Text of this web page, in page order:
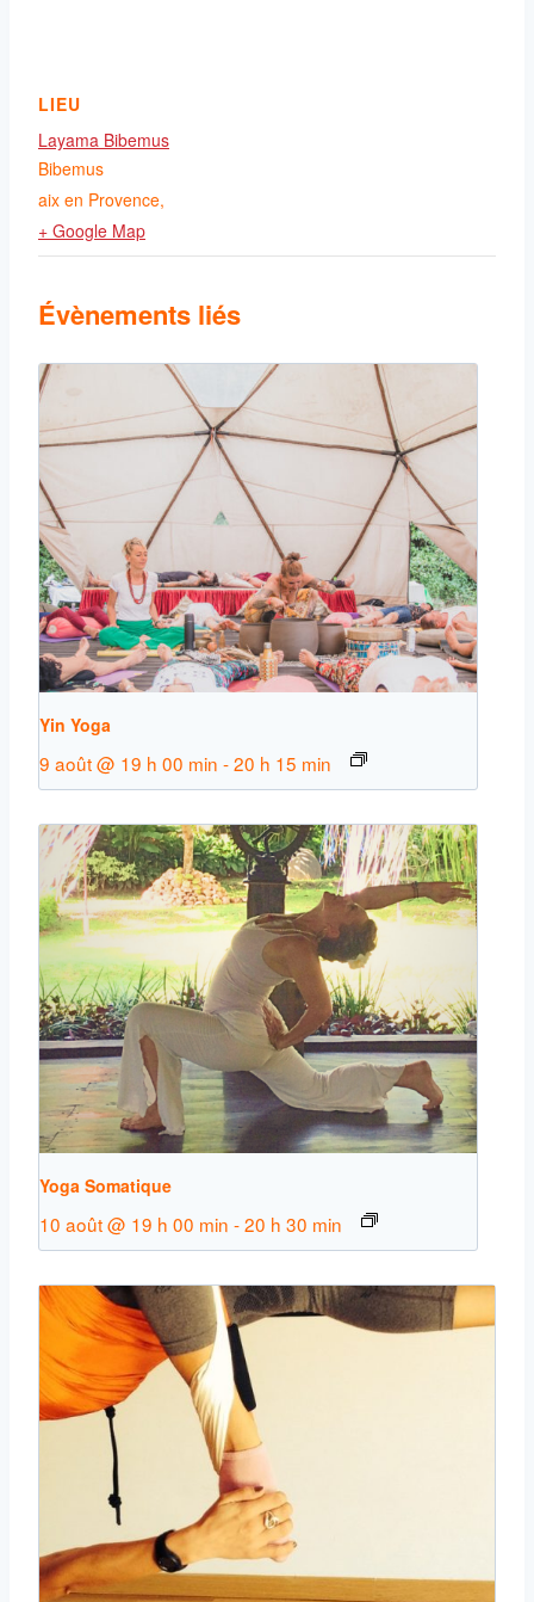
LIEU
Layama Bibemus
Bibemus
aix en Provence,
+ Google Map
Évènements liés
Yin Yoga
9 août @ 19 h 00 min -20 h 15 min
Yoga Somatique
10 août @ 19 h 00 min -20 h 30 min